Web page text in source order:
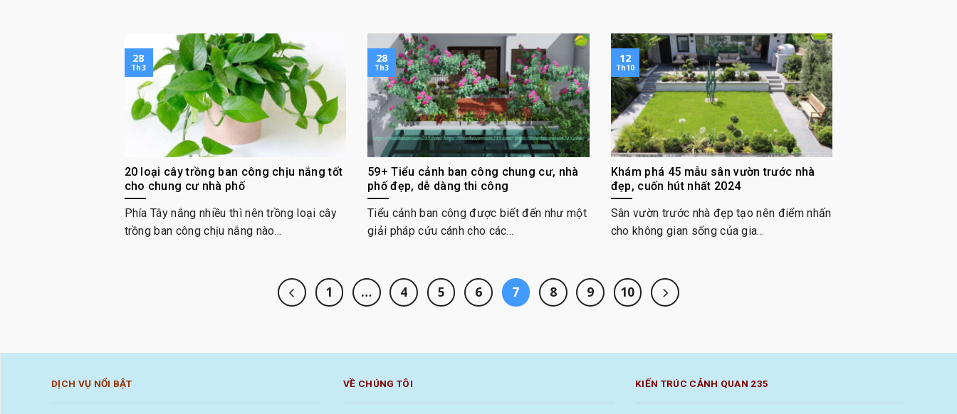
20 loại cây trồng ban công chịu nắng tốt
cho chung cư nhà phố
Phía Tây nắng nhiều thì nên trồng loại cây
trồng ban công chịu nắng nào...
28
Th3
59+ Tiểu cảnh ban công chung cư, nhà
phố đẹp, dễ dàng thi công
Tiểu cảnh ban công được biết đến như một
giải pháp cứu cánh cho các...
28
Th3
Khám phá 45 mẫu sân vườn trước nhà
đẹp, cuốn hút nhất 2024
Sân vườn trước nhà đẹp tạo nên điểm nhấn
cho không gian sống của gia...
12
Th10
1 … 4 5 6 7 8 9 10
DỊCH VỤ NỔI BẬT VỀ CHÚNG TÔI KIẾN TRÚC CẢNH QUAN 235